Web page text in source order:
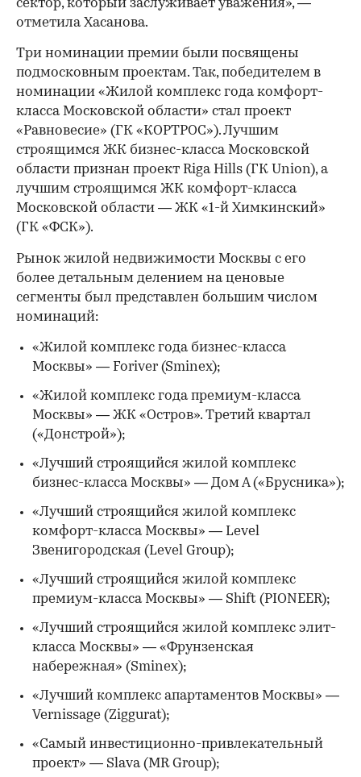
сектор, который заслуживает уважения», —
отметила Хасанова.
Три номинации премии были посвящены
подмосковным проектам. Так, победителем в
номинации «Жилой комплекс года комфорт-
класса Московской области» стал проект
«Равновесие» (ГК «КОРТРОС»). Лучшим
строящимся ЖК бизнес-класса Московской
области признан проект Riga Hills (ГК Union), а
лучшим строящимся ЖК комфорт-класса
Московской области — ЖК «1-й Химкинский»
(ГК «ФСК»).
00:00 / 00:00
Рынок жилой недвижимости Москвы с его
более детальным делением на ценовые
сегменты был представлен большим числом
номинаций:
«Жилой комплекс года бизнес-класса
Москвы» — Foriver (Sminex);
«Жилой комплекс года премиум-класса
Москвы» — ЖК «Остров». Третий квартал
(«Донстрой»);
«Лучший строящийся жилой комплекс
бизнес-класса Москвы» — Дом А («Брусника»);
«Лучший строящийся жилой комплекс
комфорт-класса Москвы» — Level
Звенигородская (Level Group);
«Лучший строящийся жилой комплекс
премиум-класса Москвы» — Shift (PIONEER);
«Лучший строящийся жилой комплекс элит-
класса Москвы» — «Фрунзенская
набережная» (Sminex);
«Лучший комплекс апартаментов Москвы» —
Vernissage (Ziggurat);
«Самый инвестиционно-привлекательный
проект» — Slava (MR Group);